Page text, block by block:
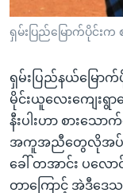
ကျော်
ကြည့်
ရှာဖွေ
ရန်
နေရာ
သို့
ကျော်
ရန်
ဘာသာစကားများ
ရှမ်းပြည်မြောက်ပိုင်း
ရှမ်းပြည်နယ်မြေ
မိုင်းယူလေးကျေးရွ
နီးပါးဟာ စားသေ
အကူအညီတွေလိုအပ်နေ
ခေါ် တအာင်း ပလ
တာကြောင့် အဲဒီဒေ